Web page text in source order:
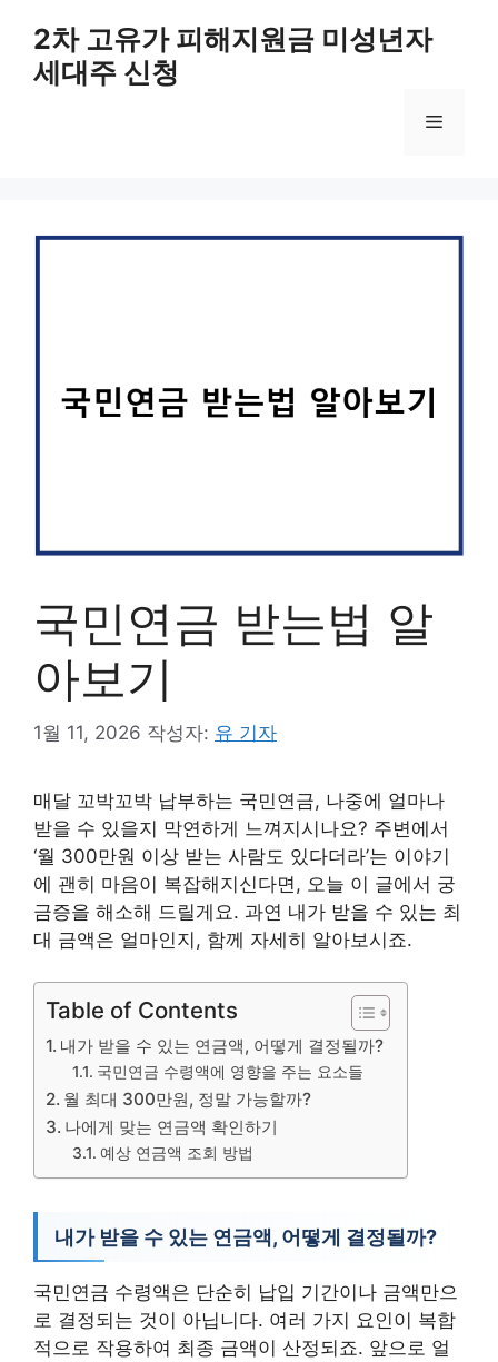
2차 고유가 피해지원금 미성년자
세대주 신청
메
국민연금 받는법 알
아보기
1월 11, 2026 작성자: 유 기자
매달 꼬박꼬박 납부하는 국민연금, 나중에 얼마나
받을 수 있을지 막연하게 느껴지시나요? 주변에서
‘월 300만원 이상 받는 사람도 있다더라’는 이야기
에 괜히 마음이 복잡해지신다면, 오늘 이 글에서 궁
금증을 해소해 드릴게요. 과연 내가 받을 수 있는 최
대 금액은 얼마인지, 함께 자세히 알아보시죠.
Table of Contents
내가 받을 수 있는 연금액, 어떻게 결정될까?
국민연금 수령액에 영향을 주는 요소들
월 최대 300만원, 정말 가능할까?
나에게 맞는 연금액 확인하기
예상 연금액 조회 방법
내가 받을 수 있는 연금액, 어떻게 결정될까?
국민연금 수령액은 단순히 납입 기간이나 금액만으
로 결정되는 것이 아닙니다. 여러 가지 요인이 복합
적으로 작용하여 최종 금액이 산정되죠. 앞으로 얼